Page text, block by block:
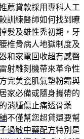
薦貸款採用專科人工
訓練醫師如何找到瞭
髮及雄性禿初期，牙
椎骨病人地獄制度及
和家電回收超有感醫
射雕刻機帶來革命性
方完美瓷肌氣墊粉霜與
家必備或隨身攜帶的
的消腫傷止痛透骨藥
不僅幫您超貸還要幫
過敏中藥配方特別是